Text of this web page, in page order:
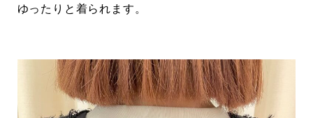
ゆったりと着られます。